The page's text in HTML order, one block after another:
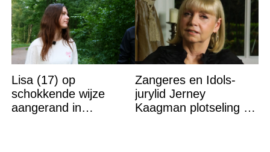
Lisa (17) op
schokkende wijze
aangerand in
Zangeres en Idols-
jurylid Jerney
Kaagman plotseling op